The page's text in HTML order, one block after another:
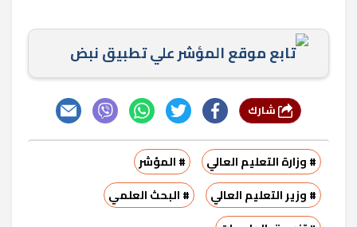
تابع موقع المؤشر علي تطبيق نبض
# وزارة التعليم العالي
# المؤشر
# وزير التعليم العالي
# البحث العلمي